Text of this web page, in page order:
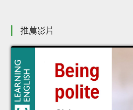
推薦影片